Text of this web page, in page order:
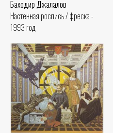
Баходир Джалалов
Настенная роспись / фреска -
1993 год